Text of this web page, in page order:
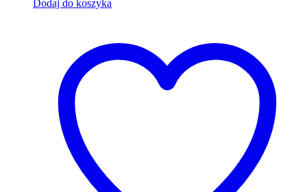
Dodaj do koszyka